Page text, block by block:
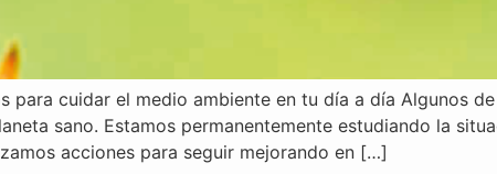
para cuidar el medio ambiente en tu día a día Algunos
sano. Estamos permanentemente estudiando la
acciones para seguir mejorando en […]